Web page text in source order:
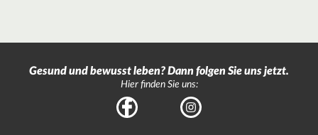
Gesund und bewusst leben? Dann folgen Sie uns jetzt.
Hier finden Sie uns:
Facebook Instagram